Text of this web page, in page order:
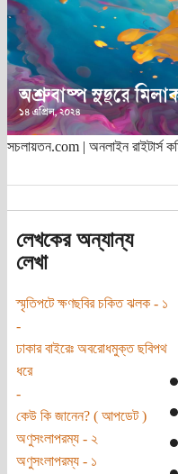
সচলায়তন.com | অনলাইন রাইটার্স
লেখকের অন্যান্য
লেখা
স্মৃতিপটে ক্ষণছবির চকিত ঝলক - ১
-
ঢাকার বাইরেঃ অবরোধমুক্ত ছবিপথ
ধরে
-
কেউ কি জানেন? ( আপডেট )
অণুসংলাপরম্য - ২
অণুসংলাপরম্য - ১